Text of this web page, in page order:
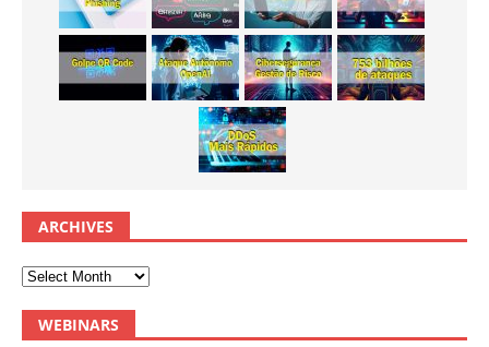
ARCHIVES
WEBINARS